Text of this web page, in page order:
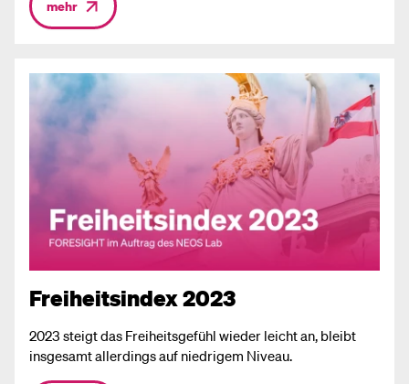
mehr
Freiheitsindex 2023
2023 steigt das Freiheitsgefühl wieder leicht an, bleibt
insgesamt allerdings auf niedrigem Niveau.